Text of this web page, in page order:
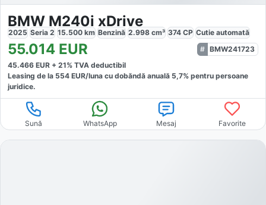
BMW M240i xDrive
2025 Seria 2 15.500 km Benzină 2.998 cm³ 374 CP Cutie automată
55.014 EUR
BMW241723
45.466 EUR + 21% TVA deductibil
Leasing de la 554 EUR/luna cu dobăndă anuală 5,7% pentru persoane
juridice.
Sună WhatsApp Mesaj Favorite